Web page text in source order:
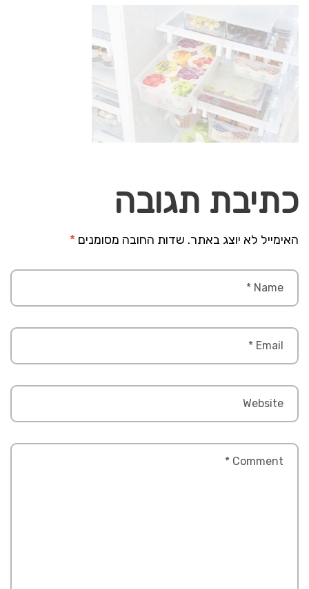
כתיבת תגובה
האימייל לא יוצג באתר. שדות החובה מסומנים *